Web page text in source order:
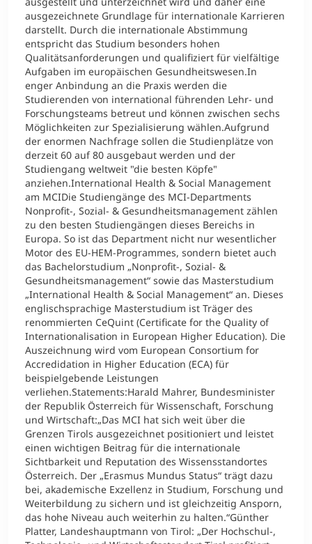
ausgezeichnete Grundlage für internationale Karrieren
darstellt. Durch die internationale Abstimmung
entspricht das Studium besonders hohen
Qualitätsanforderungen und qualifiziert für vielfältige
Aufgaben im europäischen Gesundheitswesen.In
enger Anbindung an die Praxis werden die
Studierenden von international führenden Lehr- und
Forschungsteams betreut und können zwischen sechs
Möglichkeiten zur Spezialisierung wählen.Aufgrund
der enormen Nachfrage sollen die Studienplätze von
derzeit 60 auf 80 ausgebaut werden und der
Studiengang weltweit "die besten Köpfe"
anziehen.International Health & Social Management
am MCIDie Studiengänge des MCI-Departments
Nonprofit-, Sozial- & Gesundheitsmanagement zählen
zu den besten Studiengängen dieses Bereichs in
Europa. So ist das Department nicht nur wesentlicher
Motor des EU-HEM-Programmes, sondern bietet auch
das Bachelorstudium „Nonprofit-, Sozial- &
Gesundheitsmanagement“ sowie das Masterstudium
„International Health & Social Management“ an. Dieses
englischsprachige Masterstudium ist Träger des
renommierten CeQuint (Certificate for the Quality of
Internationalisation in European Higher Education). Die
Auszeichnung wird vom European Consortium for
Accredidation in Higher Education (ECA) für
beispielgebende Leistungen
verliehen.Statements:Harald Mahrer, Bundesminister
der Republik Österreich für Wissenschaft, Forschung
und Wirtschaft:„Das MCI hat sich weit über die
Grenzen Tirols ausgezeichnet positioniert und leistet
einen wichtigen Beitrag für die internationale
Sichtbarkeit und Reputation des Wissensstandortes
Österreich. Der „Erasmus Mundus Status“ trägt dazu
bei, akademische Exzellenz in Studium, Forschung und
Weiterbildung zu sichern und ist gleichzeitig Ansporn,
das hohe Niveau auch weiterhin zu halten.“Günther
Platter, Landeshauptmann von Tirol: „Der Hochschul-,